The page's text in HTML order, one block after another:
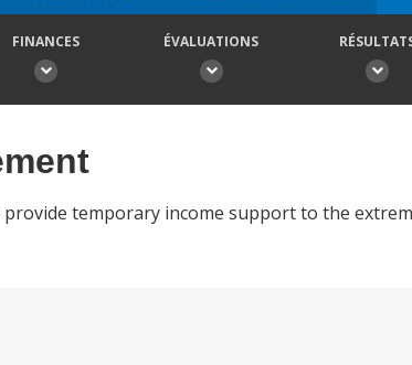
FINANCES ÉVALUATIONS
temporary income support to the